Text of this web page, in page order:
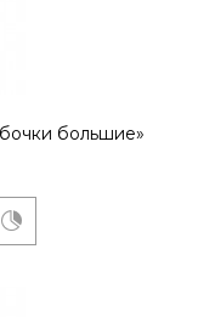
большие»